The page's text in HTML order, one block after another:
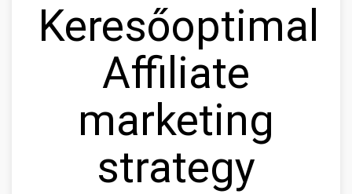
Affiliate
marketing
strategy